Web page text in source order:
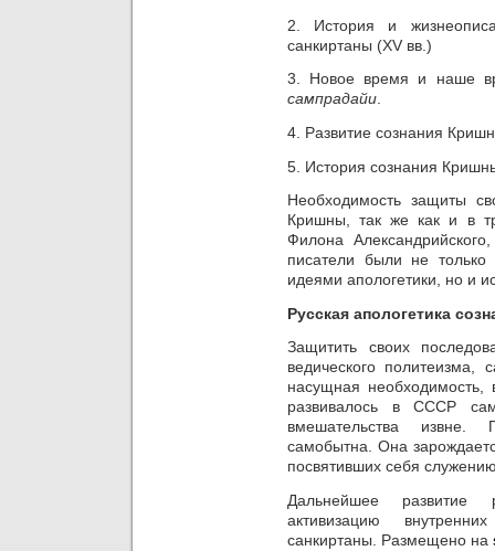
2. История и
санкиртаны (XV вв.)
3. Новое время и наше
сампрадайи.
4. Развитие сознания
5. История сознания
Необходимость защиты
Кришны, так же как и в
Филона
писатели были не
идеями апологетики, но и
Русская апологетика
Защитить своих
ведического политеизма,
насущная необходимость,
развивалось в СССР
вмешательства извне.
самобытна. Она
посвятивших себя
Дальнейшее развитие
активизацию
санкиртаны.
Размещено на